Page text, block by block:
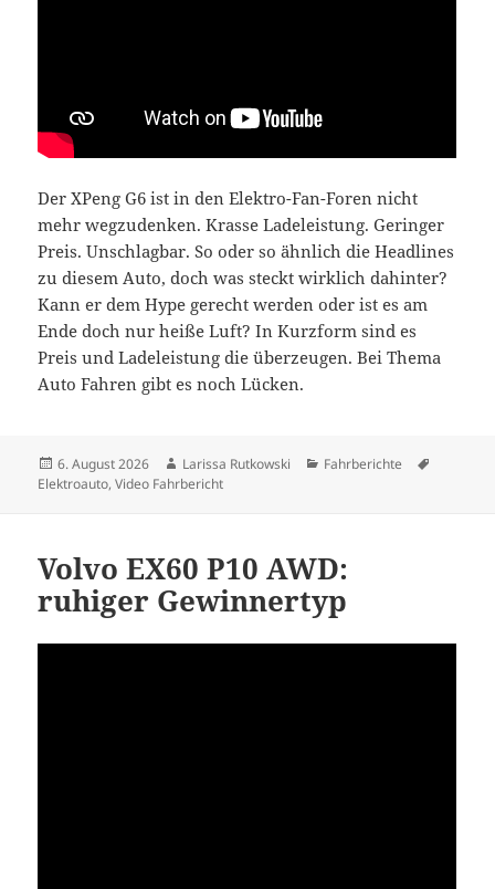
Der XPeng G6 ist in den Elektro-Fan-Foren nicht
mehr wegzudenken. Krasse Ladeleistung. Geringer
Preis. Unschlagbar. So oder so ähnlich die Headlines
zu diesem Auto, doch was steckt wirklich dahinter?
Kann er dem Hype gerecht werden oder ist es am
Ende doch nur heiße Luft? In Kurzform sind es
Preis und Ladeleistung die überzeugen. Bei Thema
Auto Fahren gibt es noch Lücken.
Veröffentlicht
am
6. August 2026 Autor
Larissa Rutkowski Kategorien
Fahrberichte
Elektroauto,Video Fahrbericht
Volvo EX60 P10 AWD:
ruhiger Gewinnertyp